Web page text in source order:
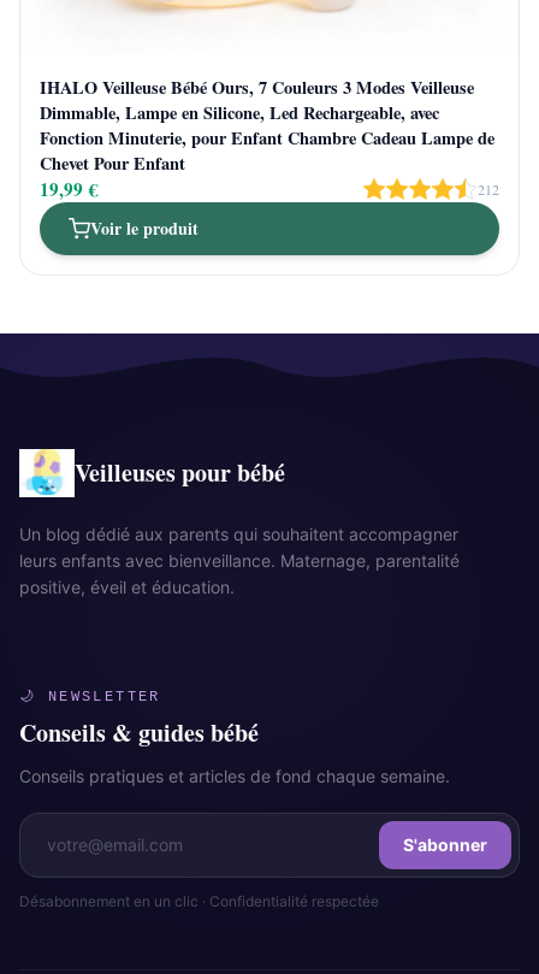
IHALO Veilleuse Bébé Ours, 7 Couleurs 3 Modes Veilleuse
Dimmable, Lampe en Silicone, Led Rechargeable, avec
Fonction Minuterie, pour Enfant Chambre Cadeau Lampe de
Chevet Pour Enfant
19,99 € 212
Voir le produit
Veilleuses pour bébé
Un blog dédié aux parents qui souhaitent accompagner
leurs enfants avec bienveillance. Maternage, parentalité
positive, éveil et éducation.
🌙 NEWSLETTER
Conseils & guides bébé
Conseils pratiques et articles de fond chaque semaine.
S'abonner
Désabonnement en un clic · Confidentialité respectée